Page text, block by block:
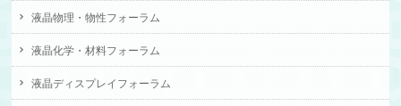
液晶物理・物性フォーラム
液晶化学・材料フォーラム
液晶ディスプレイフォーラム